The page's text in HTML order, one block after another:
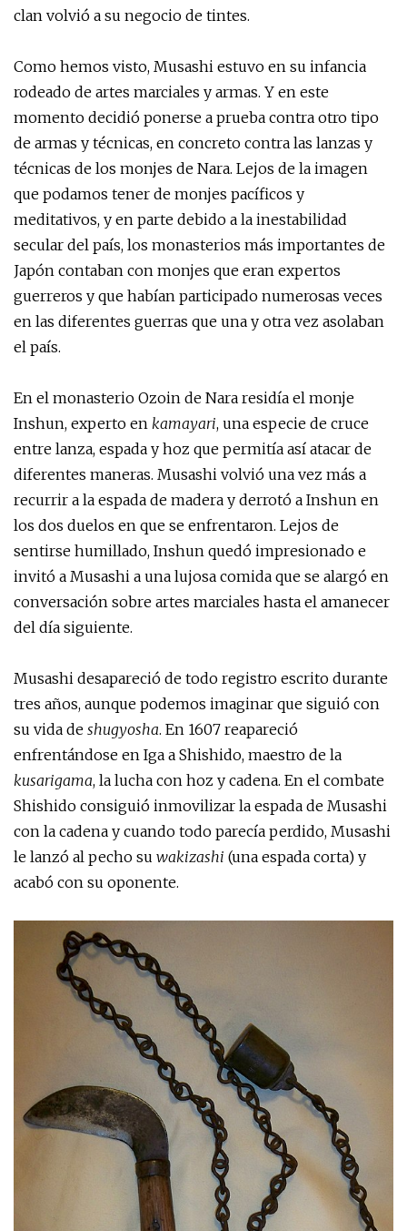
clan volvió a su negocio de tintes.
Como hemos visto, Musashi estuvo en su infancia
rodeado de artes marciales y armas. Y en este
momento decidió ponerse a prueba contra otro tipo
de armas y técnicas, en concreto contra las lanzas y
técnicas de los monjes de Nara. Lejos de la imagen
que podamos tener de monjes pacíficos y
meditativos, y en parte debido a la inestabilidad
secular del país, los monasterios más importantes de
Japón contaban con monjes que eran expertos
guerreros y que habían participado numerosas veces
en las diferentes guerras que una y otra vez asolaban
el país.
En el monasterio Ozoin de Nara residía el monje
Inshun, experto en kamayari, una especie de cruce
entre lanza, espada y hoz que permitía así atacar de
diferentes maneras. Musashi volvió una vez más a
recurrir a la espada de madera y derrotó a Inshun en
los dos duelos en que se enfrentaron. Lejos de
sentirse humillado, Inshun quedó impresionado e
invitó a Musashi a una lujosa comida que se alargó en
conversación sobre artes marciales hasta el amanecer
del día siguiente.
Musashi desapareció de todo registro escrito durante
tres años, aunque podemos imaginar que siguió con
su vida de shugyosha. En 1607 reapareció
enfrentándose en Iga a Shishido, maestro de la
kusarigama, la lucha con hoz y cadena. En el combate
Shishido consiguió inmovilizar la espada de Musashi
con la cadena y cuando todo parecía perdido, Musashi
le lanzó al pecho su wakizashi (una espada corta) y
acabó con su oponente.